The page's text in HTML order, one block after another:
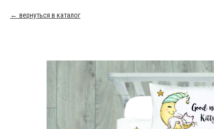
вернуться в каталог